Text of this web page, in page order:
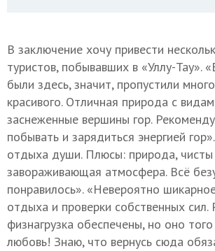
В заключение хочу привести
туристов, побывавших в «Уллу-Тау».
были здесь, значит, пропустили
красивого. Отличная природа с
заснеженные вершины гор.
побывать и зарядиться энергией
отдыха души. Плюсы: природа, чисты
завораживающая атмосфера. Всё
понравилось». «Невероятно
отдыха и проверки собственных сил.
физнагрузка обеспечены, но оно
любовь! Знаю, что вернусь сюда